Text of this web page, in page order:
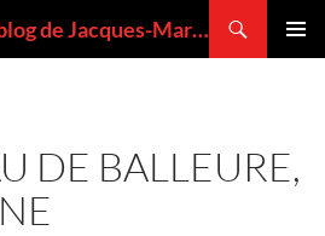
VOLCANMANIA : le blog de Jacques-Marie BARDINTZEFF, volcanologue
DE BALLEURE,